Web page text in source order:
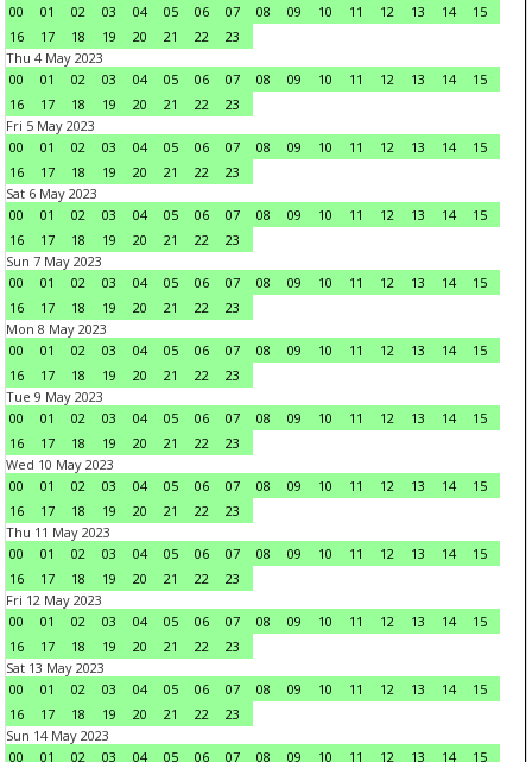
00
01 02 03 04 05 06 07 08 09 10 11 12 13 14
15
16
17 18 19 20 21 22
23
Thu 4 May 2023
00
01 02 03 04 05 06 07 08 09 10 11 12 13 14
15
16
17 18 19 20 21 22
23
Fri 5 May 2023
00
01 02 03 04 05 06 07 08 09 10 11 12 13 14
15
16
17 18 19 20 21 22
23
Sat 6 May 2023
00
01 02 03 04 05 06 07 08 09 10 11 12 13 14
15
16
17 18 19 20 21 22
23
Sun 7 May 2023
00
01 02 03 04 05 06 07 08 09 10 11 12 13 14
15
16
17 18 19 20 21 22
23
Mon 8 May 2023
00
01 02 03 04 05 06 07 08 09 10 11 12 13 14
15
16
17 18 19 20 21 22
23
Tue 9 May 2023
00
01 02 03 04 05 06 07 08 09 10 11 12 13 14
15
16
17 18 19 20 21 22
23
Wed 10 May 2023
00
01 02 03 04 05 06 07 08 09 10 11 12 13 14
15
16
17 18 19 20 21 22
23
Thu 11 May 2023
00
01 02 03 04 05 06 07 08 09 10 11 12 13 14
15
16
17 18 19 20 21 22
23
Fri 12 May 2023
00
01 02 03 04 05 06 07 08 09 10 11 12 13 14
15
16
17 18 19 20 21 22
23
Sat 13 May 2023
00
01 02 03 04 05 06 07 08 09 10 11 12 13 14
15
16
17 18 19 20 21 22
23
Sun 14 May 2023
00
01 02 03 04 05 06 07 08 09 10 11 12 13 14 15